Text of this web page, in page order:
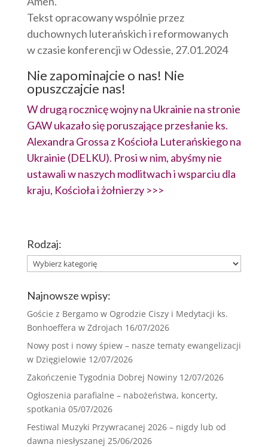
Tekst opracowany wspólnie przez
duchownych luterańskich i reformowanych
w czasie konferencji w Odessie, 27.01.2024
Nie zapominajcie o nas! Nie
opuszczajcie nas!
W drugą rocznicę wojny na Ukrainie na stronie
GAW ukazało się poruszające przesłanie ks.
Alexandra Grossa z Kościoła Luterańskiego na
Ukrainie (DELKU). Prosi w nim, abyśmy nie
ustawali w naszych modlitwach i wsparciu dla
kraju, Kościoła i żołnierzy >>>
Rodzaj:
Rodzaj:
Najnowsze wpisy:
Goście z Bergamo w Ogrodzie Ciszy i Medytacji ks.
Bonhoeffera w Zdrojach 16/07/2026
Nowy post i nowy śpiew – nasze tematy ewangelizacji
w Dzięgielowie 12/07/2026
Zakończenie Tygodnia Dobrej Nowiny 12/07/2026
Ogłoszenia parafialne – nabożeństwa, koncerty,
spotkania 05/07/2026
Festiwal Muzyki Przywracanej 2026 – nigdy lub od
dawna niesłyszanej 25/06/2026